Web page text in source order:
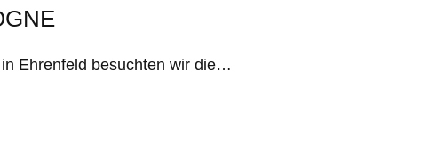
Ehrenfeld besuchten wir die…